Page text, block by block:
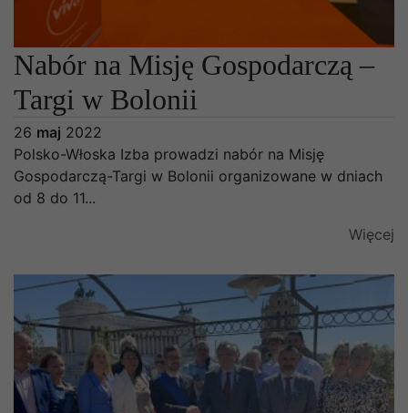
Nabór na Misję Gospodarczą –
Targi w Bolonii
26 maj 2022
Polsko-Włoska Izba prowadzi nabór na Misję
Gospodarczą-Targi w Bolonii organizowane w dniach
od 8 do 11...
Więcej